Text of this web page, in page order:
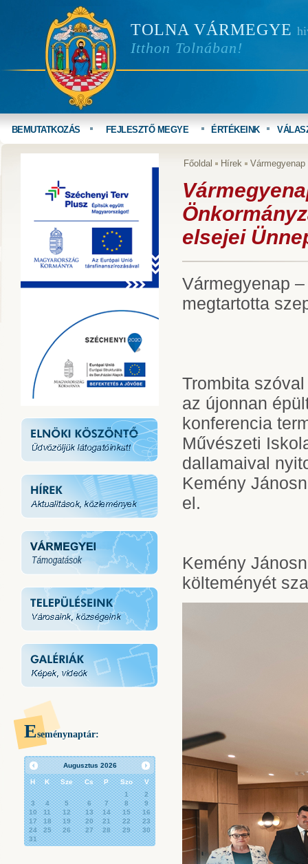
TOLNA VÁRMEGYE
Itthon Tolnában!
BEMUTATKOZÁS FEJLESZTŐ MEGYE ÉRTÉKEINK
Eseménynaptár:
Augusztus 2026
H K Sze Cs P Szo
V
1
2
3
4 5 6 7 8
9
10
11 12 13 14 15
16
17
18 19 20 21 22
23
24
25 26 27 28 29
30
31
Főoldal Hírek
elsejei
Vármegyenap
megtartotta
Trombita
az újonnan
konferencia
Művészeti
dallamaival
Kemény
el.
Kemény
költeményét